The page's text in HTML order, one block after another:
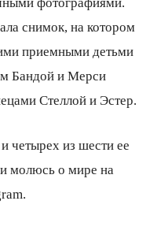
снимок, на котором
приемными детьми
Бандой и Мерси
Стеллой и Эстер.
четырех из шести ее
молюсь о мире на